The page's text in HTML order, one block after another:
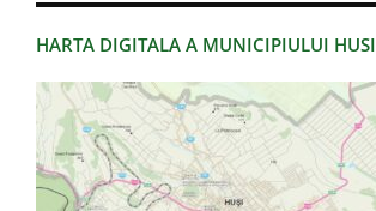
HARTA DIGITALA A MUNICIPIULUI HUSI